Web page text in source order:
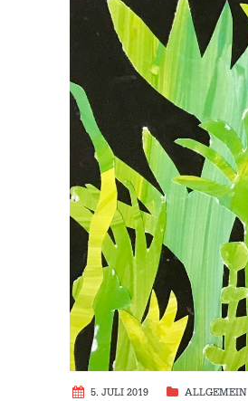
5. JULI 2019 ALLGEMEIN